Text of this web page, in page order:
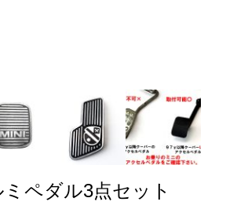
ングコレクション
ペダル3点セット